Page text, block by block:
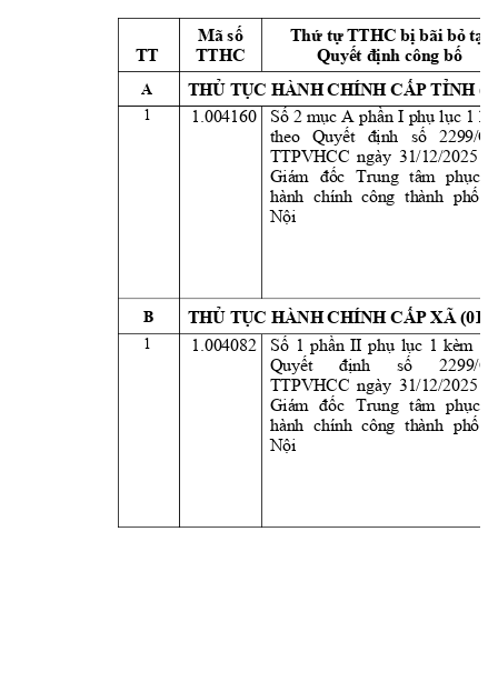
TT
Mã số
TTHC
Thứ tự TTHC bị bãi bỏ tại
Quyết định công bố
A THỦ TỤC HÀNH CHÍNH CẤP TỈNH (0
1 1.004160 Số 2 mục A phần I phụ lục 1
theo
Quyết định số
2299/
TTPVHCC ngày 31/12/2025
Giám
đốc Trung tâm phục
hành chính công thành phố
Nội
B THỦ TỤC HÀNH CHÍNH CẤP XÃ
1 1.004082 Số 1 phần II phụ lục 1 kèm
Quyết
định số
2299/
TTPVHCC ngày 31/12/2025
Giám đốc Trung tâm phục
hành chính công thành phố
Nội